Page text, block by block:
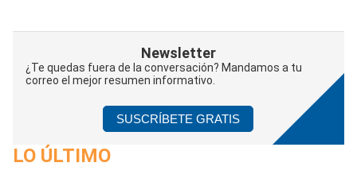
Newsletter
¿Te quedas fuera de la conversación? Mandamos a tu
correo el mejor resumen informativo.
SUSCRÍBETE GRATIS
LO ÚLTIMO